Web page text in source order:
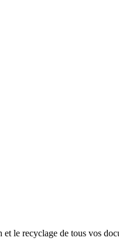
le recyclage de tous vos